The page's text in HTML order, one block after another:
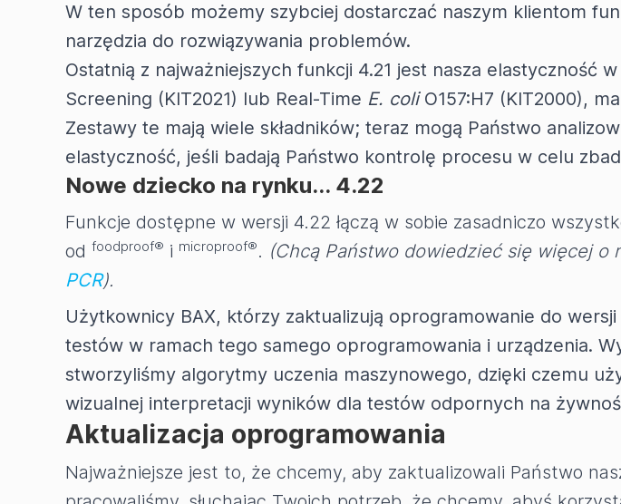
W ten sposób możemy szybciej dostarczać naszym klientom
narzędzia do rozwiązywania problemów.
Ostatnią z najważniejszych funkcji 4.21 jest nasza elastyczność
Screening (KIT2021) lub Real-Time E. coliO157:H7 (KIT2000),
Zestawy te mają wiele składników; teraz mogą Państwo
elastyczność, jeśli badają Państwo kontrolę procesu w celu
Nowe dziecko na rynku... 4.22
Funkcje dostępne w wersji 4.22 łączą w sobie zasadniczo
od foodproof® i microproof®. (Chcą Państwo dowiedzieć się więcej o
PCR).
Użytkownicy BAX, którzy zaktualizują oprogramowanie do
testów w ramach tego samego oprogramowania i urządzenia.
stworzyliśmy algorytmy uczenia maszynowego, dzięki czemu
wizualnej interpretacji wyników dla testów odpornych na
Aktualizacja oprogramowania
Najważniejsze jest to, że chcemy, aby zaktualizowali Państwo